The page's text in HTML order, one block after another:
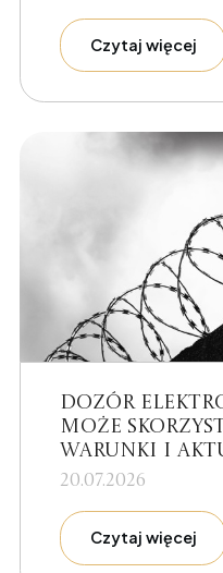
Czytaj więcej
Dozór
może
warunki i
20.07.2026
Czytaj więcej